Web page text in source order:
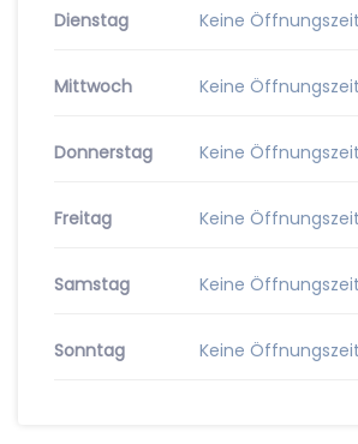
Dienstag Keine
Mittwoch Keine
Donnerstag Keine
Freitag Keine
Samstag Keine
Sonntag Keine